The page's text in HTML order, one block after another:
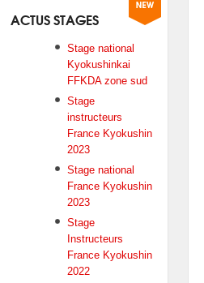
ACTUS STAGES
Stage national
Kyokushinkai
FFKDA zone sud
Stage
instructeurs
France Kyokushin
2023
Stage national
France Kyokushin
2023
Stage
Instructeurs
France Kyokushin
2022